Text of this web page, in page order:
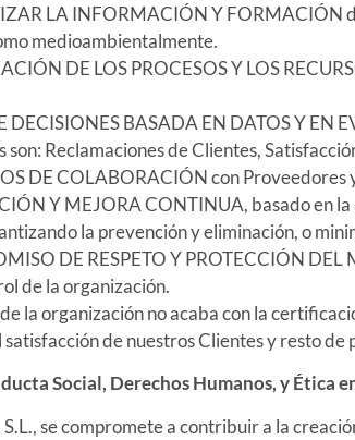
LA INFORMACIÓN Y FORMACIÓN
medioambientalmente.
DE LOS PROCESOS Y LOS
DECISIONES BASADA EN DATOS Y EN
son: Reclamaciones de Clientes,
DE COLABORACIÓN con
Y MEJORA CONTINUA, basado en la
la prevención y eliminación, o
DE RESPETO Y PROTECCIÓN
de la organización.
la organización no acaba con la
de nuestros Clientes y resto de
Social, Derechos Humanos, y Ética
se compromete a contribuir a la